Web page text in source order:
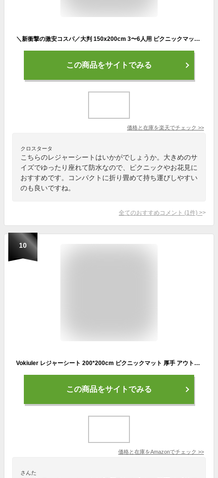
＼新衝撃の激安コスパ／大判 150x200cm 3〜6人用 ピクニックマット レジャーシート 簡単収納 折りたたみ 防水 防湿 コンパクト収納 遠足 運動会 お花見 キャンプ アウトドア チェック柄
この商品をサイトでみる
価格と在庫を楽天でチェック >>
クロスタータ
こちらのレジャーシートはいかがでしょうか。大きめのサ
イズでゆったり座れて防水なので、ピクニックやお花見に
おすすめです。コンパクトに折り畳めて持ち運びしやすい
のも良いですね。
全てのおすすめコメント (1 件) >
10
Vokiuler レジャーシート 200*200cm ピクニックマット 厚手 アウトドア マット 洗濯機洗い可 キャンプ 折り畳みやすい ビーチマット フェイクレザー ハンドル 大判 防水 ネイビー
この商品をサイトでみる
価格と在庫をAmazonでチェック >>
さんた